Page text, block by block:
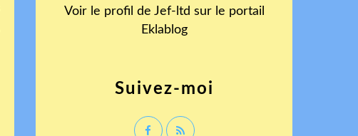
Voir le profil de Jef-ltd sur le portail
Eklablog
Suivez-moi